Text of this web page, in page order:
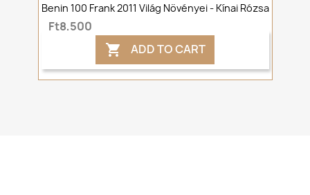
Benin 100 Frank 2011 Világ Növényei - Kínai Rózsa
Ft8,500
 ADD TO CART